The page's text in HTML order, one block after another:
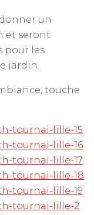
un
et seront
pour les
jardin.
touche